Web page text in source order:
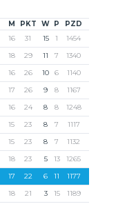
M PKT W P PZD
16 31 15 1 1454
18 29 11 7 1340
16 26 10 6 1140
17 26 9 8 1167
16 24 8 8 1248
15 23 8 7 1117
15 23 8 7 1132
18 23 5 13 1265
17 22 6 11 1177
18 21 3 15 1189